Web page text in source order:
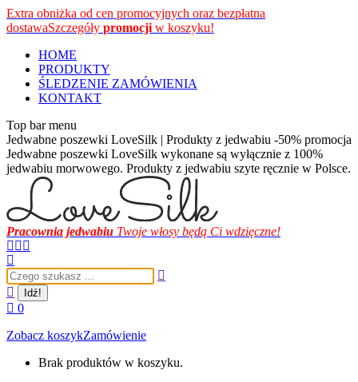
Przewiń
do
Extra obniżka od cen promocyjnych oraz bezpłatna
dostawaSzczegóły promocji w koszyku!
HOME
PRODUKTY
ŚLEDZENIE ZAMÓWIENIA
KONTAKT
Top bar menu
Jedwabne poszewki LoveSilk | Produkty z jedwabiu -50% promocja
Jedwabne poszewki LoveSilk wykonane są wyłącznie z 100%
jedwabiu morwowego. Produkty z jedwabiu szyte ręcznie w Polsce.
Pracownia jedwabiu Twoje włosy będą Ci wdzięczne!
Facebook
opens
in
new
window
Instagram
opens
in
new
window
opens
in
new
Szukaj:
0
Zobacz koszykZamówienie
Brak produktów w koszyku.